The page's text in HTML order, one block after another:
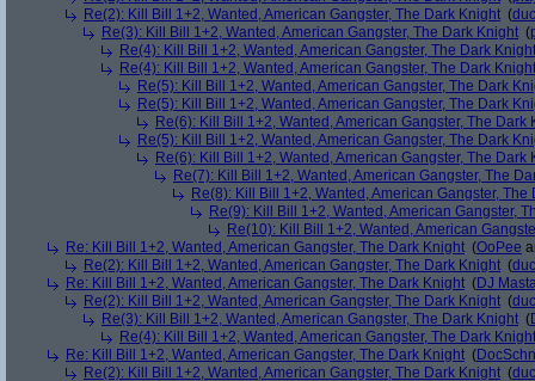
Re(2): Kill Bill 1+2, Wanted, American Gangster, The Dark Knight (
Re(3): Kill Bill 1+2, Wanted, American Gangster, The Dark Knight (
Re(4): Kill Bill 1+2, Wanted, American Gangster, The Dark Knight
Re(4): Kill Bill 1+2, Wanted, American Gangster, The Dark Knight
Re(5): Kill Bill 1+2, Wanted, American Gangster, The Dark
Re(5): Kill Bill 1+2, Wanted, American Gangster, The Dark
Re(6): Kill Bill 1+2, Wanted, American Gangster, The Dark
Re(5): Kill Bill 1+2, Wanted, American Gangster, The Dark
Re(6): Kill Bill 1+2, Wanted, American Gangster, The Dark
Re(7): Kill Bill 1+2, Wanted, American Gangster, The
Re(8): Kill Bill 1+2, Wanted, American Gangster, The
Re(9): Kill Bill 1+2, Wanted, American Gangster,
Re(10): Kill Bill 1+2, Wanted, American
Re: Kill Bill 1+2, Wanted, American Gangster, The Dark Knight (OoPee
Re(2): Kill Bill 1+2, Wanted, American Gangster, The Dark Knight (
Re: Kill Bill 1+2, Wanted, American Gangster, The Dark Knight (DJ
Re(2): Kill Bill 1+2, Wanted, American Gangster, The Dark Knight (
Re(3): Kill Bill 1+2, Wanted, American Gangster, The Dark Knight (
Re(4): Kill Bill 1+2, Wanted, American Gangster, The Dark Knight
Re: Kill Bill 1+2, Wanted, American Gangster, The Dark Knight (
Re(2): Kill Bill 1+2, Wanted, American Gangster, The Dark Knight (